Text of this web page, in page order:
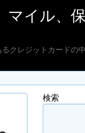
イル、
クレジットカードの
検索